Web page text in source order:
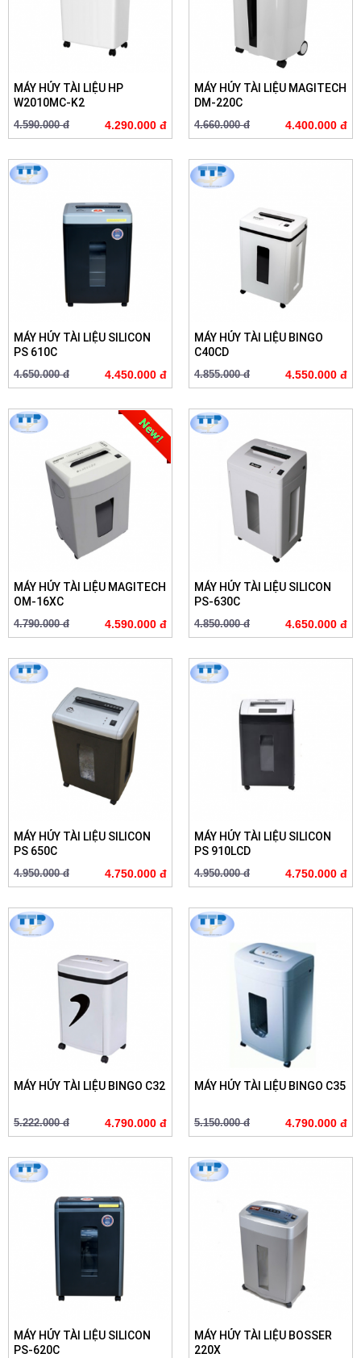
MÁY HỦY TÀI LIỆU HP
W2010MC-K2
4.590.000 đ 4.290.000 đ
MÁY HỦY TÀI LIỆU MAGITECH
DM-220C
4.660.000 đ 4.400.000 đ
MÁY HỦY TÀI LIỆU SILICON
PS 610C
4.650.000 đ 4.450.000 đ
MÁY HỦY TÀI LIỆU BINGO
C40CD
4.855.000 đ 4.550.000 đ
MÁY HỦY TÀI LIỆU MAGITECH
OM-16XC
4.790.000 đ 4.590.000 đ
MÁY HỦY TÀI LIỆU SILICON
PS-630C
4.850.000 đ 4.650.000 đ
MÁY HỦY TÀI LIỆU SILICON
PS 650C
4.950.000 đ 4.750.000 đ
MÁY HỦY TÀI LIỆU SILICON
PS 910LCD
4.950.000 đ 4.750.000 đ
MÁY HỦY TÀI LIỆU BINGO C32
5.222.000 đ 4.790.000 đ
MÁY HỦY TÀI LIỆU BINGO C35
5.150.000 đ 4.790.000 đ
MÁY HỦY TÀI LIỆU SILICON
PS-620C
MÁY HỦY TÀI LIỆU BOSSER
220X